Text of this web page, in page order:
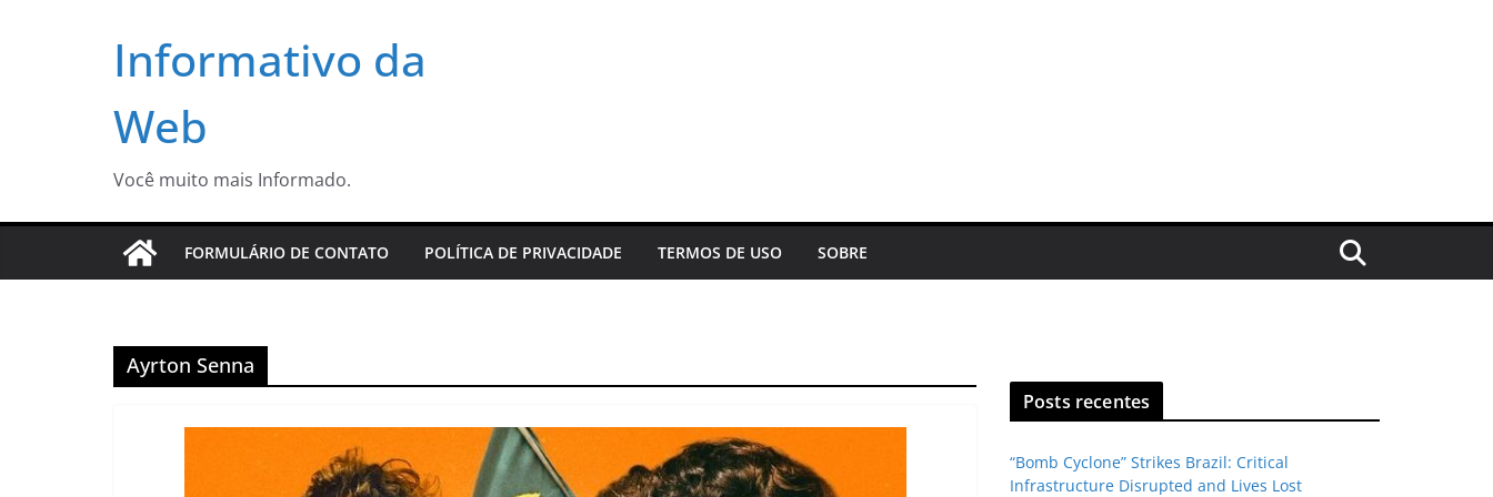
Informativo da
Web
Você muito mais Informado.
FORMULÁRIO DE CONTATO POLÍTICA DE PRIVACIDADE TERMOS DE USO SOBRE
Ayrton Senna
Posts recentes
“Bomb Cyclone” Strikes Brazil: Critical
Infrastructure Disrupted and Lives Lost